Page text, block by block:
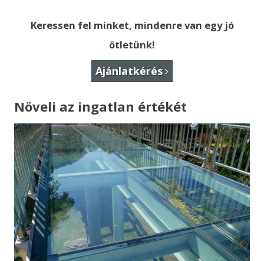
Keressen fel minket, mindenre van egy jó
ötletünk!
Ajánlatkérés
Növeli az ingatlan értékét